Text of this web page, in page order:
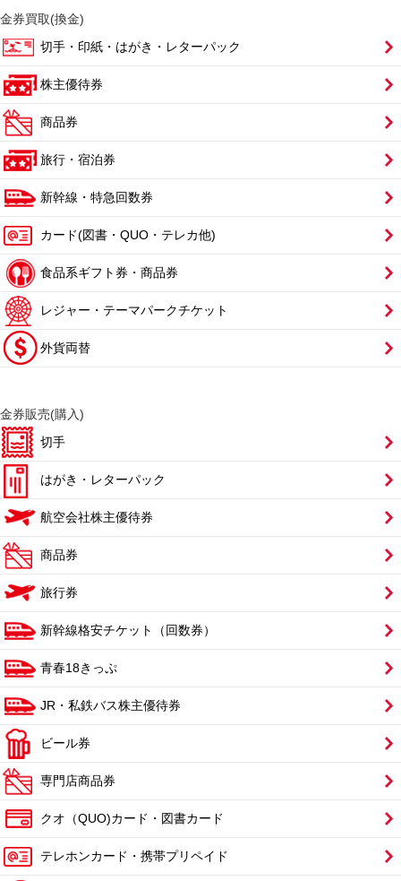
金券買取(換金)
切手・印紙・はがき・レターパック
株主優待券
商品券
旅行・宿泊券
新幹線・特急回数券
カード(図書・QUO・テレカ他)
食品系ギフト券・商品券
レジャー・テーマパークチケット
外貨両替
金券販売(購入)
切手
はがき・レターパック
航空会社株主優待券
商品券
旅行券
新幹線格安チケット（回数券）
青春18きっぷ
JR・私鉄バス株主優待券
ビール券
専門店商品券
クオ（QUO)カード・図書カード
テレホンカード・携帯プリペイド